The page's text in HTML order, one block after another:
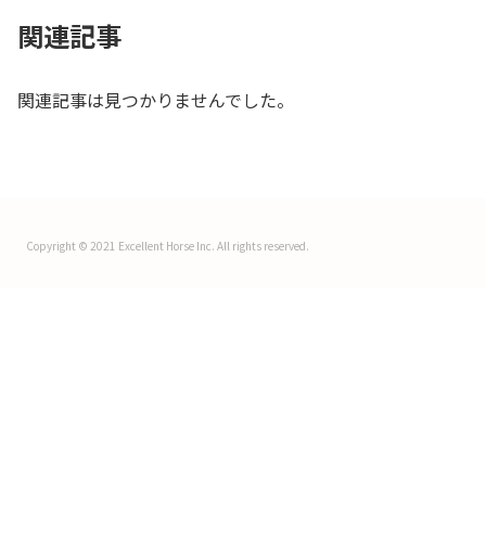
関連記事
関連記事は見つかりませんでした。
Copyright © 2021 Excellent Horse Inc. All rights reserved.